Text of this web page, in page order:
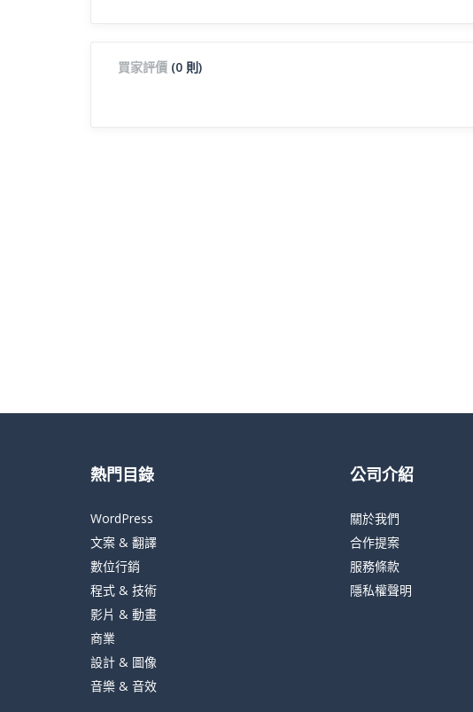
買家評價 (0 則)
熱門目錄
WordPress
文案 & 翻譯
數位行銷
程式 & 技術
影片 & 動畫
商業
設計 & 圖像
音樂 & 音效
公司介紹
關於我們
合作提案
服務條款
隱私權聲明